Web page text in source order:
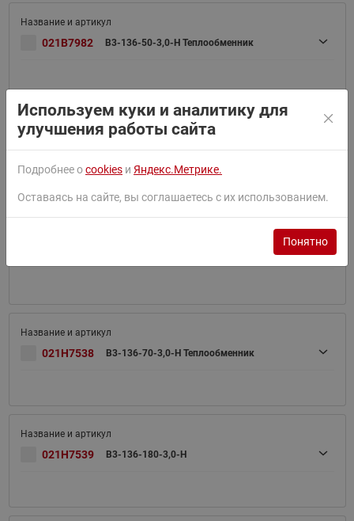
021B7982 B3-136-50-3,0-H Теплообменник
021B7959
B3-136-120-3,0-H Теплообменник(пр. класс
3156024010)
021H7538 B3-136-70-3,0-H Теплообменник
021H7539 B3-136-180-3,0-H
Используем куки и аналитику для
улучшения работы сайта
Подробнее оcookies и Яндекс.Метрике.
Оставаясь на сайте, вы соглашаетесь с их использованием.
Понятно